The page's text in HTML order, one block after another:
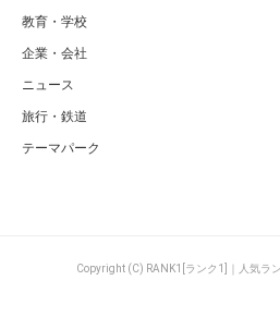
教育・学校
企業・会社
ニュース
旅行・鉄道
テーマパーク
Copyright (C) RANK1[ランク1]｜人気ラ